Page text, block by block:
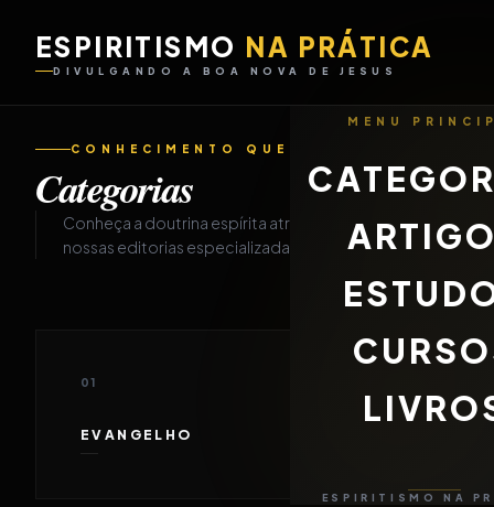
ESPIRITISMO NA PRÁTICA
DIVULGANDO A BOA NOVA DE JESUS
MENU
ESPIRITISMO NA
CONHECIMENTO QUE DESPERTA
Categorias
Conheça a doutrina espírita através de
nossas editorias especializadas.
01
EVANGELHO